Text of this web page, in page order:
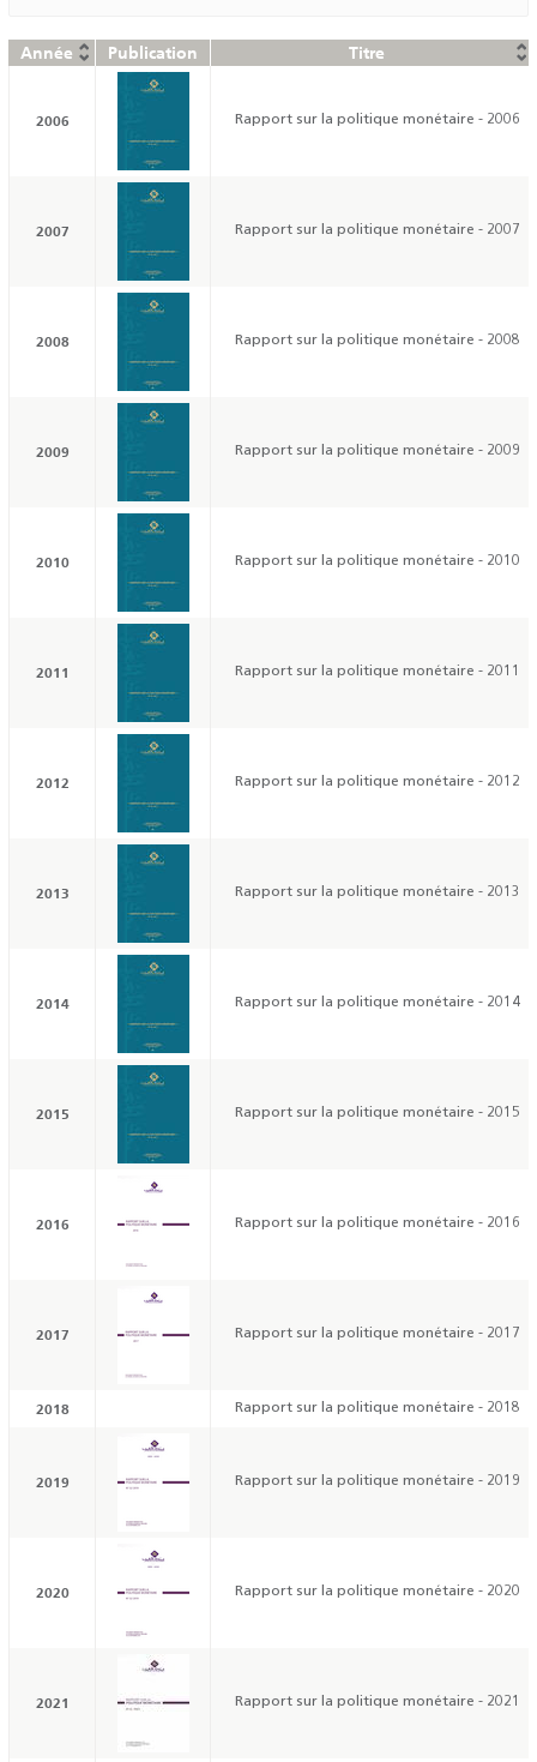
Année Publication Titre
2006 Rapport sur la politique monétaire - 2006
2007 Rapport sur la politique monétaire - 2007
2008 Rapport sur la politique monétaire - 2008
2009 Rapport sur la politique monétaire - 2009
2010 Rapport sur la politique monétaire - 2010
2011 Rapport sur la politique monétaire - 2011
2012 Rapport sur la politique monétaire - 2012
2013 Rapport sur la politique monétaire - 2013
2014 Rapport sur la politique monétaire - 2014
2015 Rapport sur la politique monétaire - 2015
2016 Rapport sur la politique monétaire - 2016
2017 Rapport sur la politique monétaire - 2017
2018 Rapport sur la politique monétaire - 2018
2019 Rapport sur la politique monétaire - 2019
2020 Rapport sur la politique monétaire - 2020
2021 Rapport sur la politique monétaire - 2021